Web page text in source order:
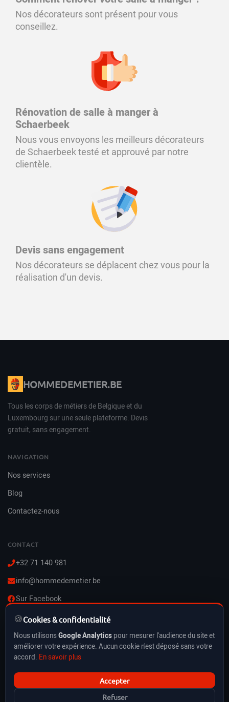
🍪Cookies & confidentialité
Nous utilisonsGoogle Analytics pour mesurer l'audience du site et
améliorer votre expérience. Aucun cookie n'est déposé sans votre
accord. En savoir plus
Accepter
Refuser
Nos décorateurs sont présent pour vous
conseillez.
Rénovation de salle à manger à
Schaerbeek
Nous vous envoyons les meilleurs décorateurs
de Schaerbeek testé et approuvé par notre
clientèle.
Devis sans engagement
Nos décorateurs se déplacent chez vous pour la
réalisation d'un devis.
HOMMEDEMETIER.BE
Tous les corps de métiers de Belgique et du
Luxembourg sur une seule plateforme. Devis
gratuit, sans engagement.
NAVIGATION
Nos services
Blog
Contactez-nous
CONTACT
+32 71 140 981
info@hommedemetier.be
Sur Facebook
Lun–Ven : 8h–21h
Vacances & jours fériés inclus
HommeDeMetier.be © 2026 — BE0778316221